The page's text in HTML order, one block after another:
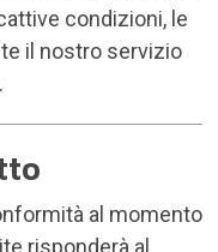
condizioni, le
il nostro servizio
al momento
risponderà al